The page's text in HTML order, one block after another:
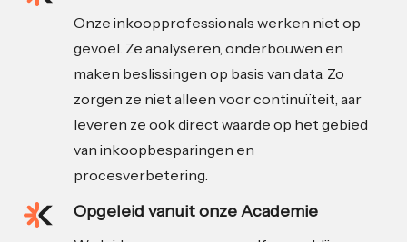
Onze inkoopprofessionals werken niet op
gevoel. Ze analyseren, onderbouwen en
maken beslissingen op basis van data. Zo
zorgen ze niet alleen voor continuïteit, aar
leveren ze ook direct waarde op het gebied
van inkoopbesparingen en
procesverbetering.
Opgeleid vanuit onze Academie